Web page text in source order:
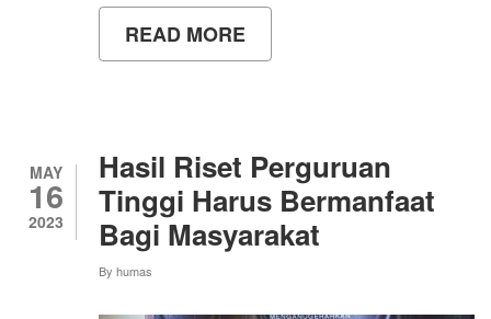
READ MORE
INTERNATIONAL
AND
INNOVATION
(ICERI)
2024
MAY
16
2023
Hasil Riset Perguruan
Tinggi Harus Bermanfaat
Bagi Masyarakat
By humas